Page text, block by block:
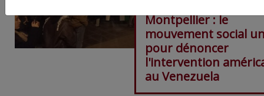
Montpellier : le
mouvement social
pour dénoncer
l'intervention
au Venezuela